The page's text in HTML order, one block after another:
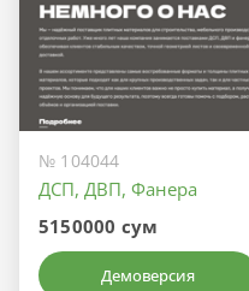
№ 104044
ДСП, ДВП, Фанера
5150000 сум
Демоверсия